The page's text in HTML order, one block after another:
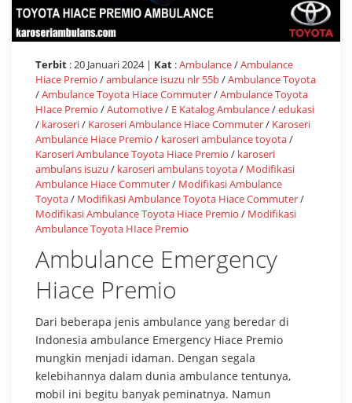
Terbit : 20 Januari 2024 | Kat :Ambulance/Ambulance
Hiace Premio /ambulance isuzu nlr 55b/Ambulance Toyota
/Ambulance Toyota Hiace Commuter/Ambulance Toyota
HIace Premio /Automotive/ E Katalog Ambulance/edukasi
/ karoseri/ Karoseri Ambulance Hiace Commuter/ Karoseri
Ambulance Hiace Premio / karoseri ambulance toyota/
Karoseri Ambulance Toyota Hiace Premio / karoseri
ambulans isuzu / karoseri ambulans toyota/ Modifikasi
Ambulance Hiace Commuter/ Modifikasi Ambulance
Toyota/ Modifikasi Ambulance Toyota Hiace Commuter/
Modifikasi Ambulance Toyota Hiace Premio / Modifikasi
Ambulance Toyota HIace Premio
Ambulance Emergency
Hiace Premio
Dari beberapa jenis ambulance yang beredar di
Indonesia ambulance Emergency Hiace Premio
mungkin menjadi idaman. Dengan segala
kelebihannya dalam dunia ambulance tentunya,
mobil ini begitu banyak peminatnya. Namun